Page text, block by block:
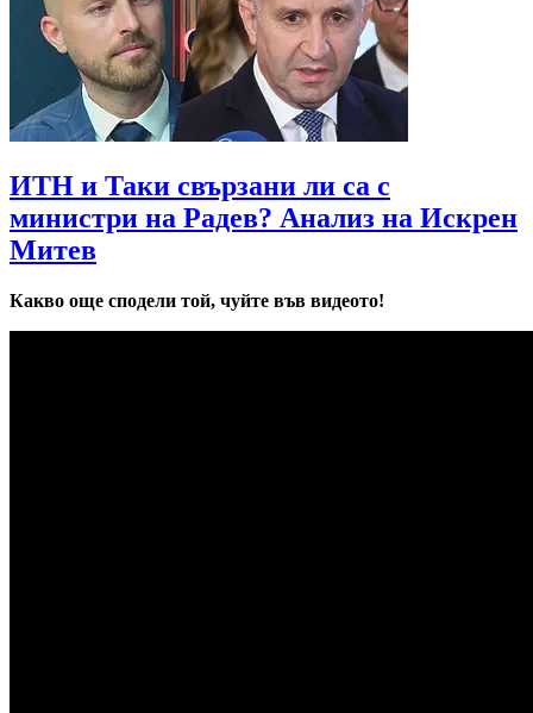
ИТН и Таки свързани ли са с
министри на Радев? Анализ на Искрен
Митев
Какво още сподели той, чуйте във видеото!